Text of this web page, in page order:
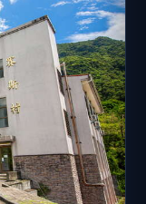
此，夏日還有開
度過歡樂的時
豐、生氣盎然的
奶，製作出好吃
了吃鮮奶製作的
園、一年四季皆
人享受多種的休
馬，...